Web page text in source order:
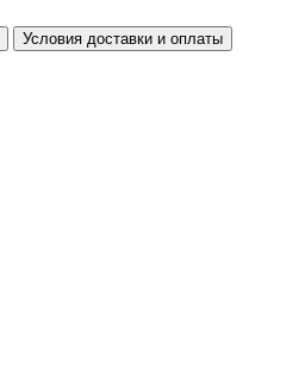
Условия доставки и оплаты